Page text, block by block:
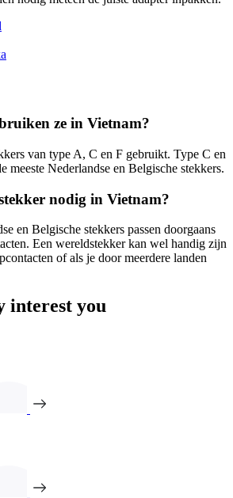
ze in Vietnam?
van type A, C en F gebruikt. Type C en
meeste Nederlandse en Belgische stekkers.
nodig in Vietnam?
en Belgische stekkers passen doorgaans
Een wereldstekker kan wel handig zijn
of als je door meerdere landen
interest you